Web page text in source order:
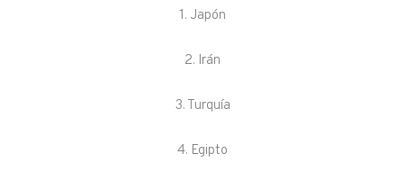
1. Japón
2. Irán
3. Turquía
4. Egipto